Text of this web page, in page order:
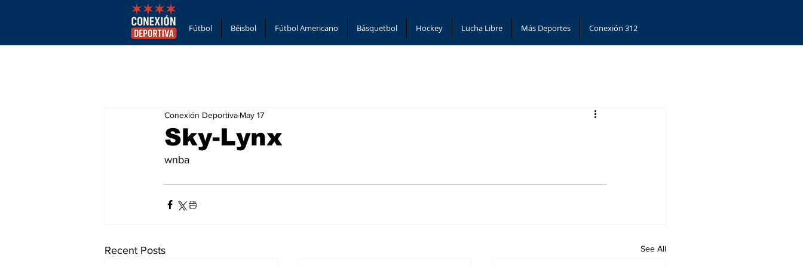
Fútbol Béisbol Fútbol Americano Básquetbol Hockey Lucha Libre Más Deportes Conexión 312
Sky-Lynx
Conexión Deportiva May 17
wnba
Recent Posts See All